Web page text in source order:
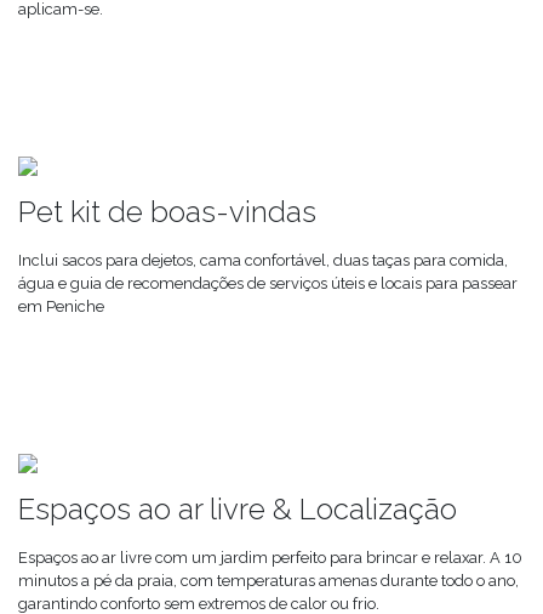
aplicam-se.
Pet kit de boas-vindas
Inclui sacos para dejetos, cama confortável, duas taças para comida,
água e guia de recomendações de serviços úteis e locais para passear
em Peniche
Espaços ao ar livre & Localização
Espaços ao ar livre com um jardim perfeito para brincar e relaxar. A 10
minutos a pé da praia, com temperaturas amenas durante todo o ano,
garantindo conforto sem extremos de calor ou frio.